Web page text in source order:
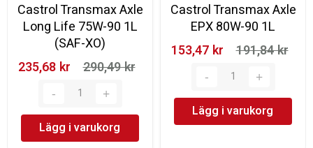
Castrol Transmax Axle
Long Life 75W-90 1L
(SAF-XO)
235,68 kr‎
290,49 kr‎
Lägg i varukorg
Castrol Transmax Axle
EPX 80W-90 1L
153,47 kr‎
191,84 kr‎
Lägg i varukorg